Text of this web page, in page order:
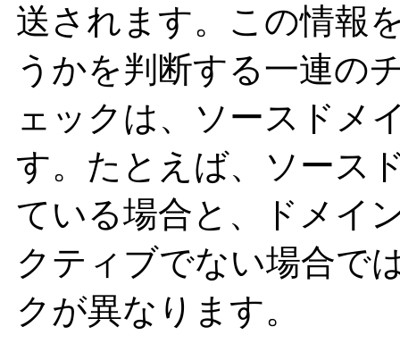
送されます。この情報
うかを判断する一連の
ェックは、ソースドメ
す。たとえば、ソース
ている場合と、ドメイ
クティブでない場合で
クが異なります。